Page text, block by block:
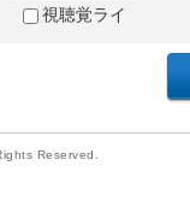
視聴覚ライ
Reserved.